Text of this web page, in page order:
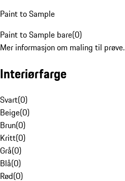
Paint to Sample
Paint to Sample bare(0)
Mer informasjon om maling til prøve.
Interiørfarge
Svart(0)
Beige(0)
Brun(0)
Kritt(0)
Grå(0)
Blå(0)
Rød(0)